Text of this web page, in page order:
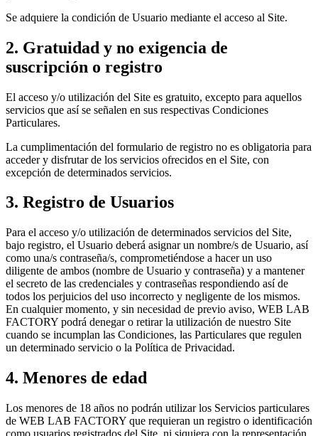
Se adquiere la condición de Usuario mediante el acceso al Site.
2. Gratuidad y no exigencia de
suscripción o registro
El acceso y/o utilización del Site es gratuito, excepto para aquellos
servicios que así se señalen en sus respectivas Condiciones
Particulares.
La cumplimentación del formulario de registro no es obligatoria para
acceder y disfrutar de los servicios ofrecidos en el Site, con
excepción de determinados servicios.
3. Registro de Usuarios
Para el acceso y/o utilización de determinados servicios del Site,
bajo registro, el Usuario deberá asignar un nombre/s de Usuario, así
como una/s contraseña/s, comprometiéndose a hacer un uso
diligente de ambos (nombre de Usuario y contraseña) y a mantener
el secreto de las credenciales y contraseñas respondiendo así de
todos los perjuicios del uso incorrecto y negligente de los mismos.
En cualquier momento, y sin necesidad de previo aviso, WEB LAB
FACTORY podrá denegar o retirar la utilización de nuestro Site
cuando se incumplan las Condiciones, las Particulares que regulen
un determinado servicio o la Política de Privacidad.
4. Menores de edad
Los menores de 18 años no podrán utilizar los Servicios particulares
de WEB LAB FACTORY que requieran un registro o identificación